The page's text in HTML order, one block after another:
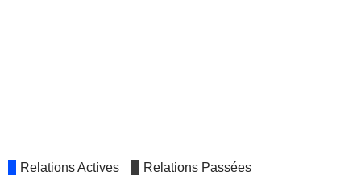
Relations Actives Relations Passées